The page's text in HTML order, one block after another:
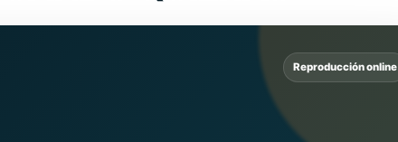
Reproducción online